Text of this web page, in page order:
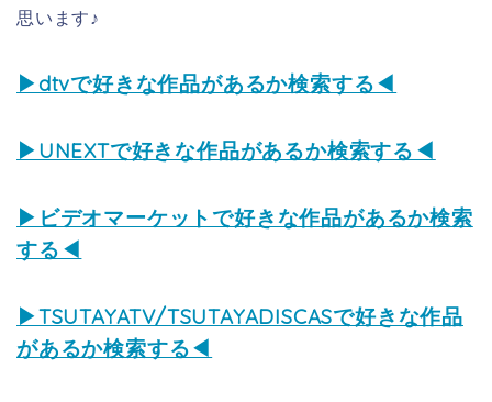
思います♪
▶dtvで好きな作品があるか検索する◀
▶UNEXTで好きな作品があるか検索する◀
▶ビデオマーケットで好きな作品があるか検索
する◀
▶TSUTAYATV/TSUTAYADISCASで好きな作品
があるか検索する◀